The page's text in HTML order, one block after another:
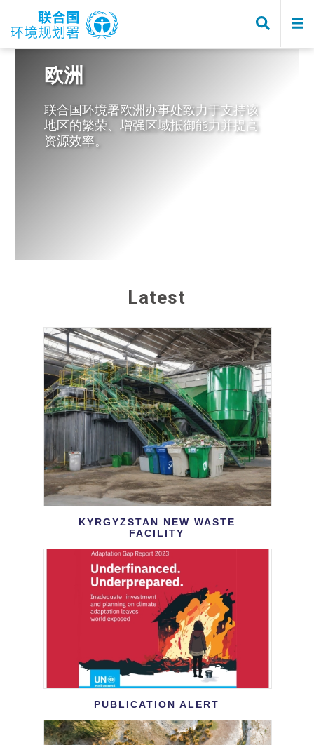
main
content
欧洲
联合国环境署欧洲办事处致力于支持该
地区的繁荣、增强区域抵御能力并提高
资源效率。
Latest
KYRGYZSTAN NEW WASTE
FACILITY
PUBLICATION ALERT